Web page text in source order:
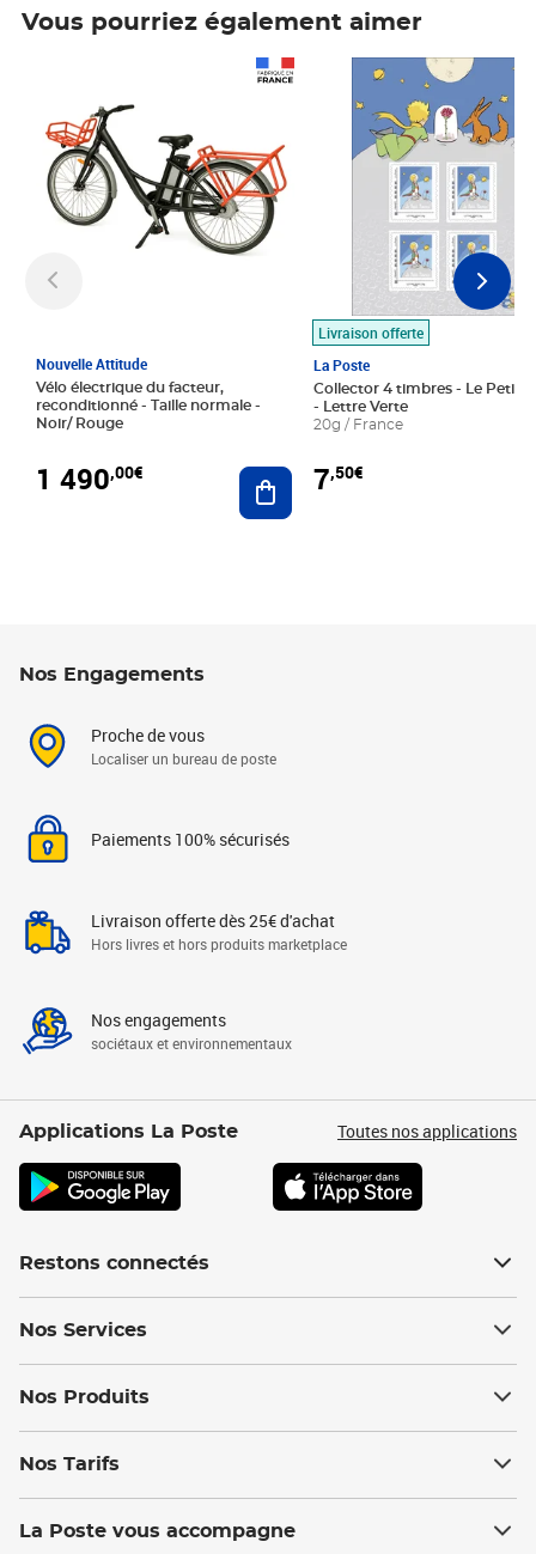
Vous pourriez également aimer
Nouvelle Attitude
Vélo électrique du facteur,
reconditionné - Taille normale -
Noir/ Rouge
1 490,00€ Ajouter au panier
Livraison offerte
La Poste
Collector 4 timbres - Le Petit
- Lettre Verte
20g / France
7,50€
Prix 7,50€
Nos Engagements
Proche de vous
Localiser un bureau de poste
Paiements 100% sécurisés
Livraison offerte dès 25€ d'achat
Hors livres et hors produits marketplace
Nos engagements
sociétaux et environnementaux
Applications La Poste Toutes nos applications
Restons connectés
Nos Services
Nos Produits
Nos Tarifs
La Poste vous accompagne